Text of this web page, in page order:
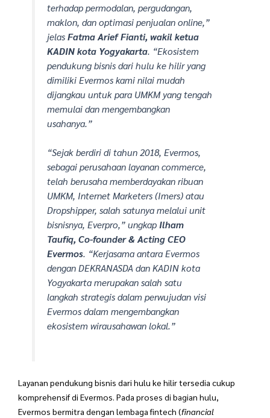
terhadap permodalan, pergudangan,
maklon, dan optimasi penjualanonline,”
jelasFatma Arief Fianti, wakil ketua
KADIN kota Yogyakarta. “Ekosistem
pendukung bisnis dari hulu ke hilir yang
dimiliki Evermos kami nilai mudah
dijangkau untuk para UMKM yang tengah
memulai dan mengembangkan
usahanya.”
“Sejak berdiri di tahun 2018, Evermos,
sebagai perusahaan layanan commerce,
telah berusaha memberdayakan ribuan
UMKM, Internet Marketers (Imers) atau
Dropshipper, salah satunya melalui unit
bisnisnya, Everpro,” ungkapIlham
Taufiq, Co-founder & Acting CEO
Evermos. “Kerjasama antara Evermos
dengan DEKRANASDA dan KADIN kota
Yogyakarta merupakan salah satu
langkah strategis dalam perwujudan visi
Evermos dalam mengembangkan
ekosistem wirausahawan lokal.”
Layanan pendukung bisnis dari hulu ke hilir tersedia cukup
komprehensif di Evermos. Pada proses di bagian hulu,
Evermos bermitra dengan lembaga fintech (financial